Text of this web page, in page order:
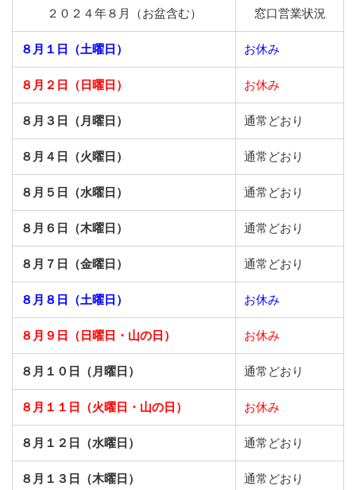
２０２４年８月（お盆含む） 窓口営業状況
８月１日（土曜日） お休み
８月２日（日曜日） お休み
８月３日（月曜日） 通常どおり
８月４日（火曜日） 通常どおり
８月５日（水曜日） 通常どおり
８月６日（木曜日） 通常どおり
８月７日（金曜日） 通常どおり
８月８日（土曜日） お休み
８月９日（日曜日・山の日） お休み
８月１０日（月曜日） 通常どおり
８月１１日（火曜日・山の日） お休み
８月１２日（水曜日） 通常どおり
８月１３日（木曜日） 通常どおり